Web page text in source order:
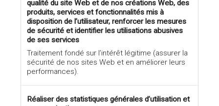
qualité du site Web et de nos créations Web, des
produits, services et fonctionnalités mis à
disposition de l’utilisateur, renforcer les mesures
de sécurité et identifier les utilisations abusives
de ses services
Traitement fondé sur l’intérêt légitime (assurer la
sécurité de nos sites Web et en améliorer leurs
performances).
Réaliser des statistiques générales d’utilisation et